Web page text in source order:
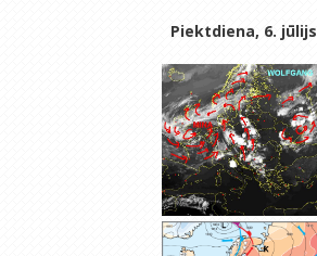
Piektdiena, 6. jūlijs